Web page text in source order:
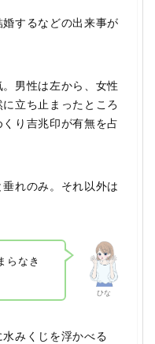
するなどの出来事が
男性は左から、女性
立ち止まったところ
り吉兆印が有無を占
れのみ。それ以外は
ひな
らなき
水みくじを浮かべる